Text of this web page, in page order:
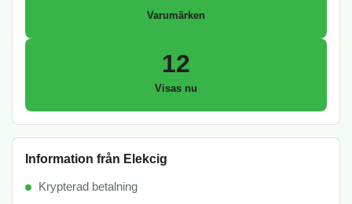
Varumärken
12
Visas nu
Information från Elekcig
Krypterad betalning